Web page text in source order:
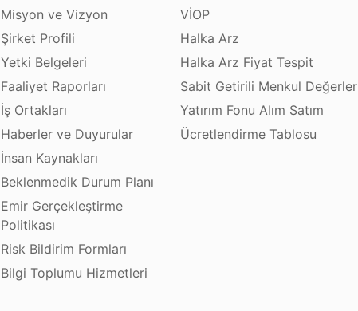
Misyon ve Vizyon
Şirket Profili
Yetki Belgeleri
Faaliyet Raporları
İş Ortakları
Haberler ve Duyurular
İnsan Kaynakları
Beklenmedik Durum Planı
Emir Gerçekleştirme
Politikası
Risk Bildirim Formları
Bilgi Toplumu Hizmetleri
VİOP
Halka Arz
Halka Arz Fiyat Tespit
Sabit Getirili Menkul Değerler
Yatırım Fonu Alım Satım
Ücretlendirme Tablosu